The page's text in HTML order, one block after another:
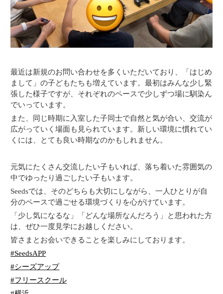
最近は新規のお問い合わせを多くいただいており、「はじめ
まして」の子どもたちも増えています。最初はみんな少し緊
張した様子ですが、それぞれのペースで少しずつ場に馴染ん
でいっています。
また、同じ時期に入室した子同士で自然と気が合い、交流が
広がっていく場面も見られています。新しい環境に慣れてい
くには、とても良い時期なのかもしれません。
元気にたくさん交流したい子もいれば、落ち着いた雰囲気の
中でゆったり過ごしたい子もいます。
Seedsでは、そのどちらも大切にしながら、一人ひとりが自
分のペースで過ごせる環境づくりを心がけています。
「少し気になるな」「どんな場所なんだろう」と思われた方
は、ぜひ一度見学にお越しください。
皆さまとお会いできることを楽しみにしております。
#SeedsAPP
#シーズアップ
#フリースクール